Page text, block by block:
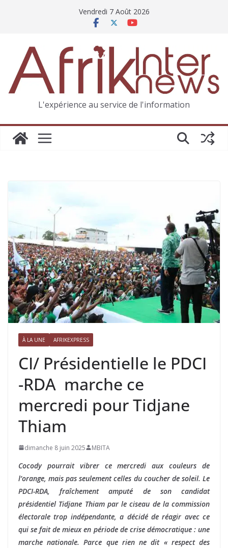
Vendredi 7 Août 2026
L'expérience au service de l'information
À LA UNE AFRIKEXPRESS
CI/ Présidentielle le PDCI
-RDA marche ce
mercredi pour Tidjane
Thiam
dimanche 8 juin 2025 MBITA
Cocody pourrait vibrer ce mercredi aux couleurs de
l’orange, mais pas seulement celles du coucher de soleil. Le
PDCI-RDA, fraîchement amputé de son candidat
présidentiel Tidjane Thiam par le ciseau de la commission
électorale trop indépendante, a décidé de réagir avec ce
qui se fait de mieux en période de crise démocratique : une
marche nationale. Parce que rien ne dit « respect des